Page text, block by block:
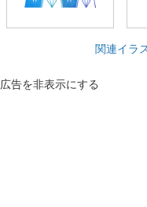
関連イラ
広告を非表示にする